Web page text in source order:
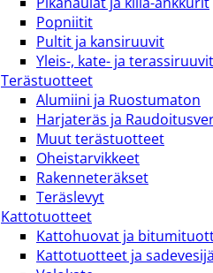
Popniitit
Pultit ja kansiruuvit
Yleis-, kate- ja terassiruuvit
Terästuotteet
Alumiini ja Ruostumaton
Harjateräs ja
Muut terästuotteet
Oheistarvikkeet
Rakenneteräkset
Teräslevyt
Kattotuotteet
Kattohuovat ja
Kattotuotteet ja